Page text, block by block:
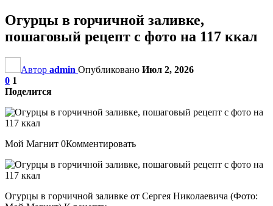
Огурцы в горчичной заливке,
пошаговый рецепт с фото на 117 ккал
Автор admin Опубликовано Июл 2, 2026
0 1
Поделится
Мой Магнит 0Комментировать
Огурцы в горчичной заливке от Сергея Николаевича (Фото: